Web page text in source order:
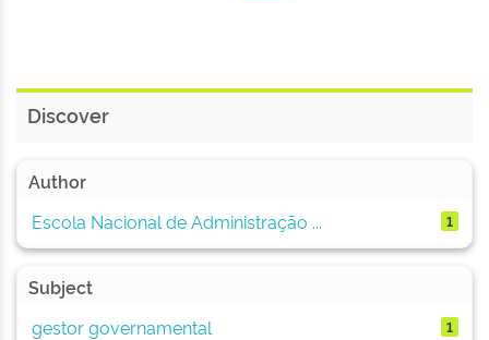
Discover
Author
Escola Nacional de Administração ...
1
Subject
gestor governamental
1